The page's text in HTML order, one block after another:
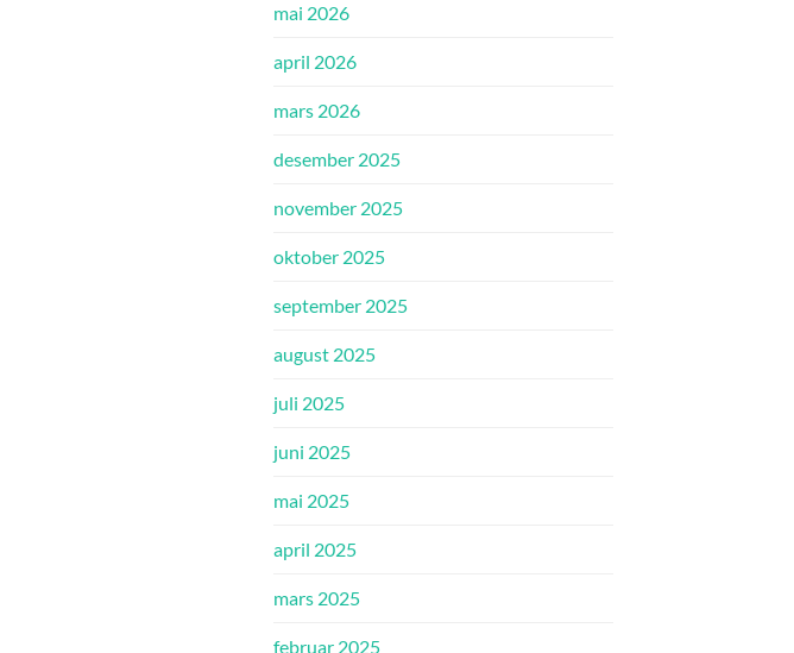
mai 2026
april 2026
mars 2026
desember 2025
november 2025
oktober 2025
september 2025
august 2025
juli 2025
juni 2025
mai 2025
april 2025
mars 2025
februar 2025